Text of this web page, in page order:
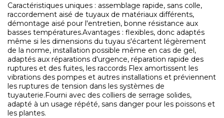
Caractéristiques uniques : assemblage rapide, sans colle,
raccordement aisé de tuyaux de matériaux différents,
démontage aisé pour l'entretien, bonne résistance aux
basses températures.Avantages : flexibles, donc adaptés
même si les dimensions du tuyau s'écartent légèrement
de la norme, installation possible même en cas de gel,
adaptés aux réparations d'urgence, réparation rapide des
ruptures et des fuites, les raccords Flex amortissent les
vibrations des pompes et autres installations et préviennent
les ruptures de tension dans les systèmes de
tuyauterie.Fourni avec des colliers de serrage solides,
adapté à un usage répété, sans danger pour les poissons et
les plantes.